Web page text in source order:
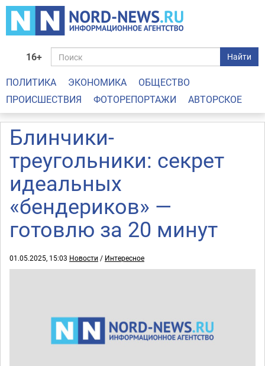
16+ Найти
ПОЛИТИКА ЭКОНОМИКА
ОБЩЕСТВО
ПРОИСШЕСТВИЯ
ФОТОРЕПОРТАЖИ АВТОРСКОЕ
Блинчики-
треугольники: секрет
идеальных
«бендериков» —
готовлю за 20 минут
01.05.2025, 15:03 Новости / Интересное